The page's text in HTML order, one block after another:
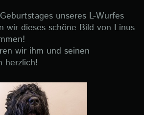
unseres L-Wurfes
wir dieses schöne Bild von Linus
wir ihm und seinen
herzlich!